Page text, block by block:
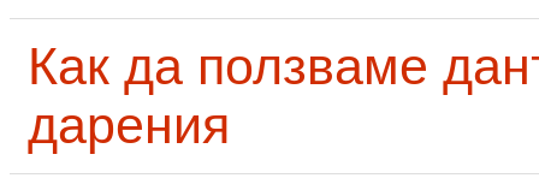
Как да ползваме
дарения